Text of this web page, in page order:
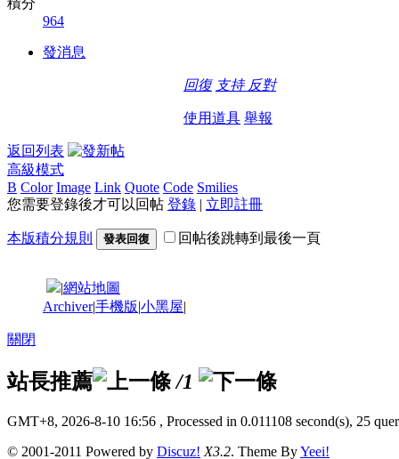
964
發消息
回復 支持 反對
使用道具 舉報
返回列表
高級模式
B Color Image Link Quote Code Smilies
您需要登錄後才可以回帖 登錄 | 立即註冊
本版積分規則 發表回復 回帖後跳轉到最後一頁
|網站地圖
Archiver|手機版|小黑屋|
關閉
站長推薦 /1
GMT+8, 2026-8-10 16:56 , Processed in 0.011108 second(s), 25
© 2001-2011 Powered by Discuz! X3.2. Theme ByYeei!